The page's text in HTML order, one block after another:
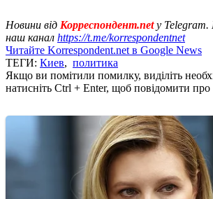
Новини від Корреспондент.netу Telegram.
наш канал https://t.me/korrespondentnet
Читайте Korrespondent.net в Google News
ТЕГИ: Киев, политика
Якщо ви помітили помилку, виділіть
натисніть Ctrl + Enter, щоб повідомити про